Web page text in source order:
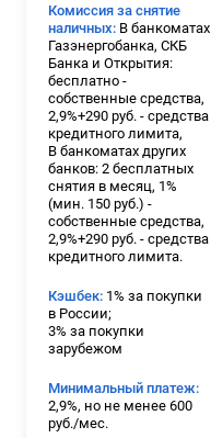
Комиссия за снятие
наличных: В банкоматах
Газэнергобанка, СКБ
Банка и Открытия:
бесплатно -
собственные средства,
2,9%+290 руб. - средства
кредитного лимита,
В банкоматах других
банков: 2 бесплатных
снятия в месяц, 1%
(мин. 150 руб.) -
собственные средства,
2,9%+290 руб. - средства
кредитного лимита.
Кэшбек: 1% за покупки
в России;
3% за покупки
зарубежом
Минимальный платеж:
2,9%, но не менее 600
руб./мес.